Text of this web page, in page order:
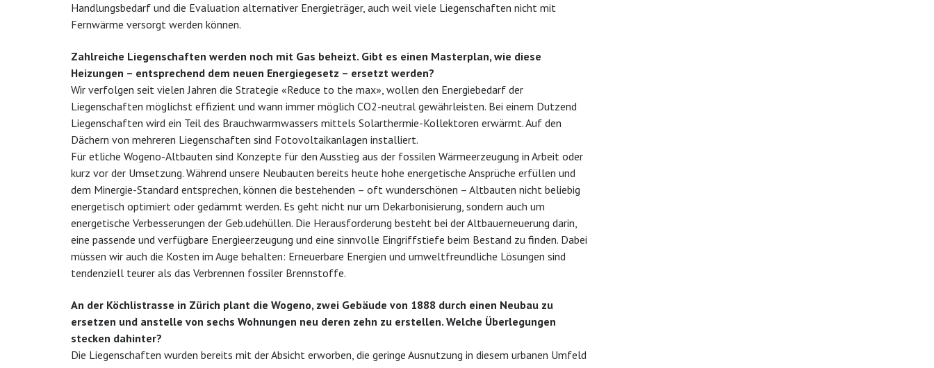
Handlungsbedarf und die Evaluation alternativer Energieträger, auch weil viele Liegenschaften nicht mit
Fernwärme versorgt werden können.
Zahlreiche Liegenschaften werden noch mit Gas beheizt. Gibt es einen Masterplan, wie diese
Heizungen – entsprechend dem neuen Energiegesetz – ersetzt werden?
Wir verfolgen seit vielen Jahren die Strategie «Reduce to the max», wollen den Energiebedarf der
Liegenschaften möglichst effizient und wann immer möglich CO2-neutral gewährleisten. Bei einem Dutzend
Liegenschaften wird ein Teil des Brauchwarmwassers mittels Solarthermie-Kollektoren erwärmt. Auf den
Dächern von mehreren Liegenschaften sind Fotovoltaikanlagen installiert.
Für etliche Wogeno-Altbauten sind Konzepte für den Ausstieg aus der fossilen Wärmeerzeugung in Arbeit oder
kurz vor der Umsetzung. Während unsere Neubauten bereits heute hohe energetische Ansprüche erfüllen und
dem Minergie-Standard entsprechen, können die bestehenden – oft wunderschönen – Altbauten nicht beliebig
energetisch optimiert oder gedämmt werden. Es geht nicht nur um Dekarbonisierung, sondern auch um
energetische Verbesserungen der Geb.udehüllen. Die Herausforderung besteht bei der Altbauerneuerung darin,
eine passende und verfügbare Energieerzeugung und eine sinnvolle Eingriffstiefe beim Bestand zu finden. Dabei
müssen wir auch die Kosten im Auge behalten: Erneuerbare Energien und umweltfreundliche Lösungen sind
tendenziell teurer als das Verbrennen fossiler Brennstoffe.
An der Köchlistrasse in Zürich plant die Wogeno, zwei Gebäude von 1888 durch einen Neubau zu
ersetzen und anstelle von sechs Wohnungen neu deren zehn zu erstellen. Welche Überlegungen
stecken dahinter?
Die Liegenschaften wurden bereits mit der Absicht erworben, die geringe Ausnutzung in diesem urbanen Umfeld